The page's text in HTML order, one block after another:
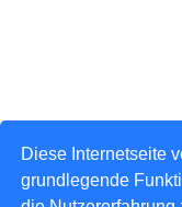
Diese Internetseite
grundlegende